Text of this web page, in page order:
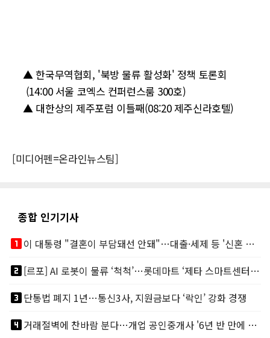
▲ 한국무역협회, '북방 물류 활성화' 정책 토론회
(14:00 서울 코엑스 컨퍼런스룸 300호)
▲ 대한상의 제주포럼 이틀째(08:20 제주신라호텔)
[미디어펜=온라인뉴스팀]
종합 인기기사
looks_one
이 대통령 "결혼이 부담돼선 안돼"…대출·세제 등 '신혼 걸림돌' 제거
looks_two
[르포] AI 로봇이 물류 ‘척척’…롯데마트 ‘제타 스마트센터’ 가보니
looks_3단통법 폐지 1년…통신3사, 지원금보다 ‘락인’ 강화 경쟁
looks_4
거래절벽에 찬바람 분다…개업 공인중개사 '6년 반 만에 최저'